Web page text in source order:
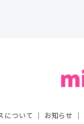
について ｜ お知らせ ｜